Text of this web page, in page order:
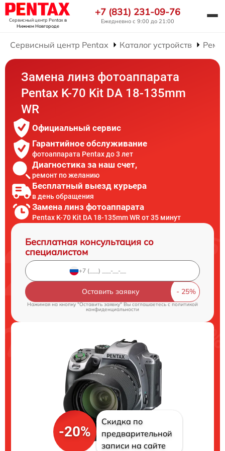
Сервисный центр Pentaxв
Нижнем Новгороде
+7 (831) 231-09-76
Ежедневно с 9:00 до 21:00
Сервисный центр Pentax Каталог устройств
Замена линз фотоаппарата
Pentax K-70 Kit DA 18-135mm
WR
Официальный сервис
Гарантийное обслуживание
фотоаппарата Pentax до 3 лет
Диагностика за наш счет,
ремонт по желанию
Бесплатный выезд курьера
в день обращения
Замена линз фотоаппарата
Pentax K-70 Kit DA 18-135mm WR от 35 минут
Бесплатная консультация со
специалистом
Оставить заявку
Нажимая на кнопку "Оставить заявку" Вы соглашаетесь cполитикой
конфиденциальности
-20%
Скидка по
предварительной
записи на сайте